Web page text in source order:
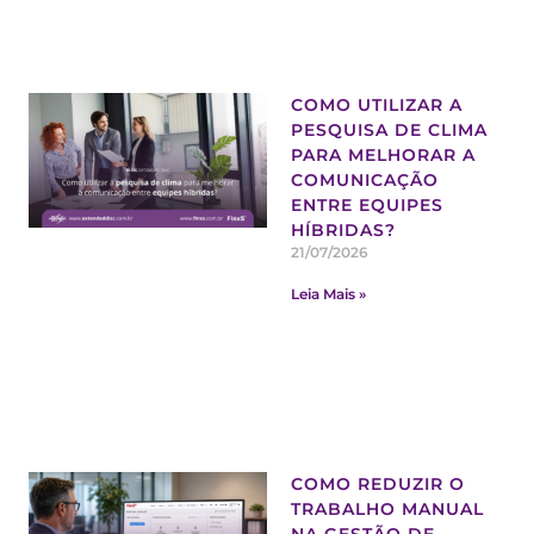
COMO UTILIZAR A
PESQUISA DE CLIMA
PARA MELHORAR A
COMUNICAÇÃO
ENTRE EQUIPES
HÍBRIDAS?
21/07/2026
Leia Mais »
COMO REDUZIR O
TRABALHO MANUAL